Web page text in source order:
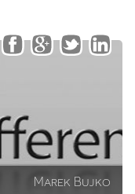
Marek Bujko